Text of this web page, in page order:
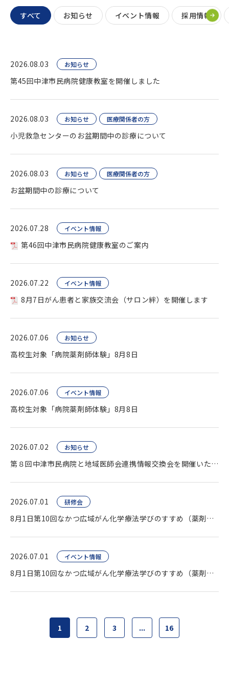
すべて お知らせ イベント情報 採用情報
2026.08.03 お知らせ
第45回中津市民病院健康教室を開催しました
2026.08.03 お知らせ 医療関係者の方
小児救急センターのお盆期間中の診療について
2026.08.03 お知らせ 医療関係者の方
お盆期間中の診療について
2026.07.28 イベント情報
第46回中津市民病院健康教室のご案内
2026.07.22 イベント情報
8月7日がん患者と家族交流会（サロン絆）を開催します
2026.07.06 お知らせ
高校生対象「病院薬剤師体験」8月8日
2026.07.06 イベント情報
高校生対象「病院薬剤師体験」8月8日
2026.07.02 お知らせ
第８回中津市民病院と地域医師会連携情報交換会を開催いたしました。
2026.07.01 研修会
8月1日第10回なかつ広域がん化学療法学びのすすめ（薬剤師向け研修会）開催します。
2026.07.01 イベント情報
8月1日第10回なかつ広域がん化学療法学びのすすめ（薬剤師向け研修会）開催します。
1 2 3 ... 16